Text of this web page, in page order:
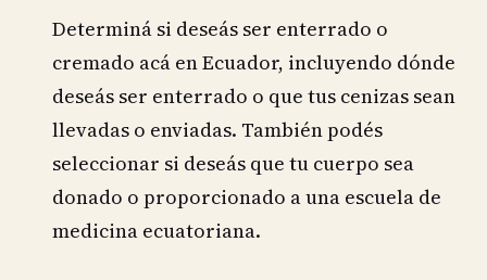
Determiná si deseás ser enterrado o
cremado acá en Ecuador, incluyendo dónde
deseás ser enterrado o que tus cenizas sean
llevadas o enviadas. También podés
seleccionar si deseás que tu cuerpo sea
donado o proporcionado a una escuela de
medicina ecuatoriana.